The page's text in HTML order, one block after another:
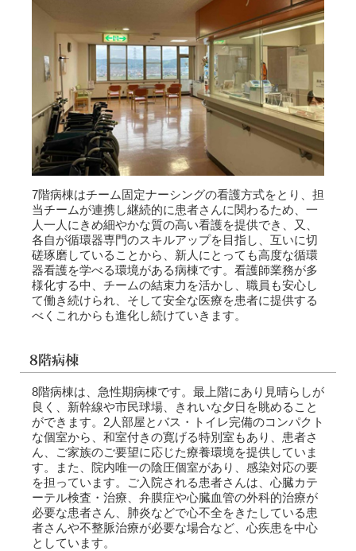
7階病棟はチーム固定ナーシングの看護方式をとり、担
当チームが連携し継続的に患者さんに関わるため、一
人一人にきめ細やかな質の高い看護を提供でき、又、
各自が循環器専門のスキルアップを目指し、互いに切
磋琢磨していることから、新人にとっても高度な循環
器看護を学べる環境がある病棟です。看護師業務が多
様化する中、チームの結束力を活かし、職員も安心し
て働き続けられ、そして安全な医療を患者に提供する
べくこれからも進化し続けていきます。
8階病棟は、急性期病棟です。最上階にあり見晴らしが
良く、新幹線や市民球場、きれいな夕日を眺めること
ができます。2人部屋とバス・トイレ完備のコンパクト
な個室から、和室付きの寛げる特別室もあり、患者さ
ん、ご家族のご要望に応じた療養環境を提供していま
す。また、院内唯一の陰圧個室があり、感染対応の要
を担っています。ご入院される患者さんは、心臓カテ
ーテル検査・治療、弁膜症や心臓血管の外科的治療が
必要な患者さん、肺炎などで心不全をきたしている患
者さんや不整脈治療が必要な場合など、心疾患を中心
としています。